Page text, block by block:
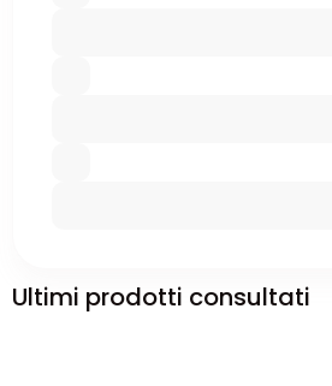
Ultimi prodotti consultati